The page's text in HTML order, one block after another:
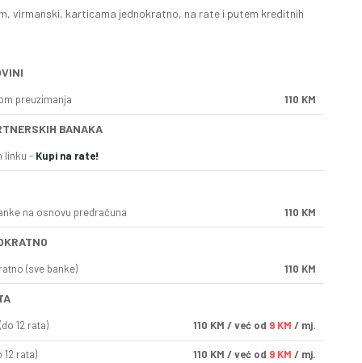
virmanski, karticama jednokratno, na rate i putem kreditnih
preuzimanja 110 KM
BANAKA
linku - Kupi na rate!
na osnovu predračuna 110 KM
(sve banke) 110 KM
12 rata) 110 KM / već od 9 KM / mj.
12 rata) 110 KM / već od 9 KM / mj.